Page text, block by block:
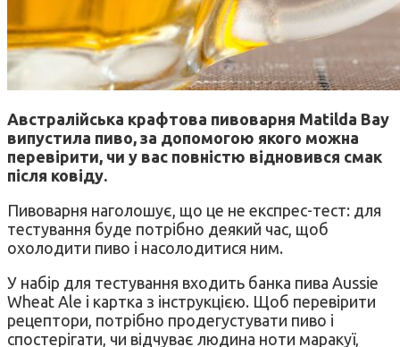
Австралійська крафтова пивоварня Matilda Bay
випустила пиво, за допомогою якого можна
перевірити, чи у вас повністю відновився смак
після ковіду.
Пивоварня наголошує, що це не експрес-тест: для
тестування буде потрібно деякий час, щоб
охолодити пиво і насолодитися ним.
У набір для тестування входить банка пива Aussie
Wheat Ale і картка з інструкцією. Щоб перевірити
рецептори, потрібно продегустувати пиво і
спостерігати, чи відчуває людина ноти маракуї,